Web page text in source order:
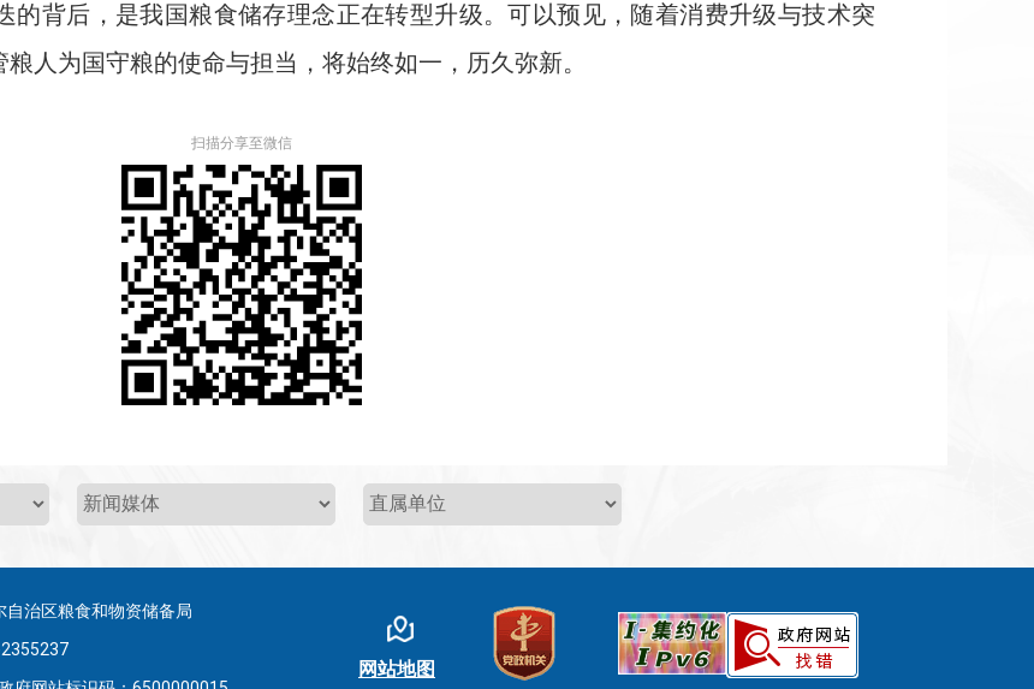
的背后，是我国粮食储存理念正在转型升级。可以预见，随着消费升级与技术突
人为国守粮的使命与担当，将始终如一，历久弥新。
扫描分享至微信
治区粮食和物资储备局
网站地图